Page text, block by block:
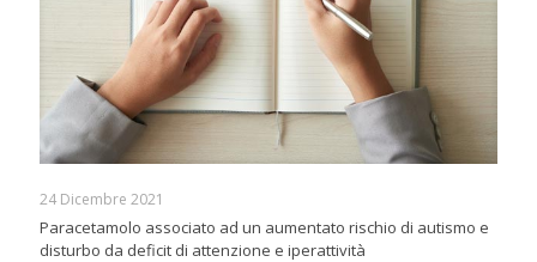
24 Dicembre 2021
Paracetamolo associato ad un aumentato rischio di autismo e
disturbo da deficit di attenzione e iperattività